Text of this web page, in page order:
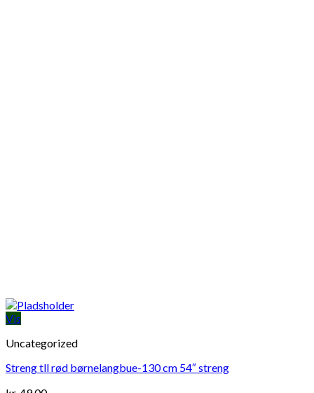
Vis
Uncategorized
Streng tll rød børnelangbue-130 cm 54″ streng